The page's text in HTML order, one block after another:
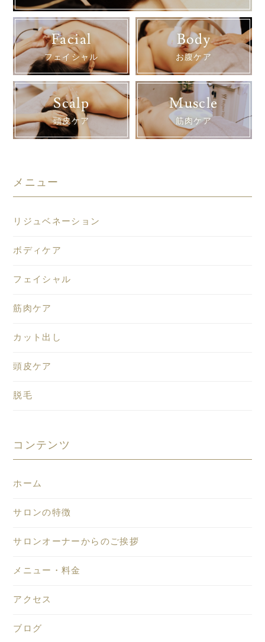
Facial
フェイシャル
Body
お腹ケア
Scalp
頭皮ケア
Muscle
筋肉ケア
メニュー
リジュベネーション
ボディケア
フェイシャル
筋肉ケア
カット出し
頭皮ケア
脱毛
コンテンツ
ホーム
サロンの特徴
サロンオーナーからのご挨拶
メニュー・料金
アクセス
ブログ